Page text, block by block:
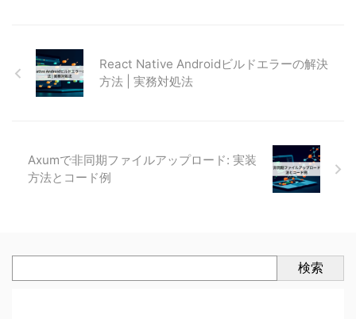
React Native Androidビルドエラーの解決
方法 | 実務対処法
Axumで非同期ファイルアップロード: 実装
方法とコード例
検索